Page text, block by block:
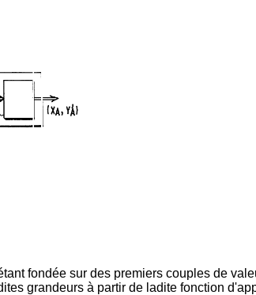
fondée sur des premiers couples de
grandeurs à partir de ladite fonction